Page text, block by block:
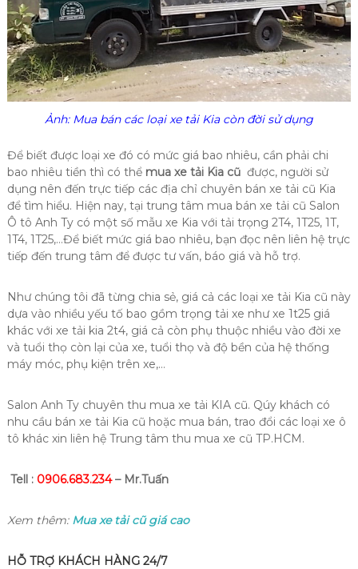
Ảnh: Mua bán các loại xe tải Kia còn đời sử dụng
Để biết được loại xe đó có mức giá bao nhiêu, cần phải chi
bao nhiêu tiền thì có thể mua xe tải Kia cũ được, người sử
dụng nên đến trực tiếp các địa chỉ chuyên bán xe tải cũ Kia
để tìm hiểu. Hiện nay, tại trung tâm mua bán xe tải cũ Salon
Ô tô Anh Ty có một số mẫu xe Kia với tải trọng 2T4, 1T25, 1T,
1T4, 1T25,…Để biết mức giá bao nhiêu, bạn đọc nên liên hệ trực
tiếp đến trung tâm để được tư vấn, báo giá và hỗ trợ.
Như chúng tôi đã từng chia sẻ, giá cả các loại xe tải Kia cũ này
dựa vào nhiều yếu tố bao gồm trọng tải xe như xe 1t25 giá
khác với xe tải kia 2t4, giá cả còn phụ thuộc nhiều vào đời xe
và tuổi thọ còn lại của xe, tuổi thọ và độ bền của hệ thống
máy móc, phụ kiện trên xe,…
Salon Anh Ty chuyên thu mua xe tải KIA cũ. Qúy khách có
nhu cầu bán xe tải Kia cũ hoặc mua bán, trao đổi các loại xe ô
tô khác xin liên hệ Trung tâm thu mua xe cũ TP.HCM.
Tell : 0906.683.234– Mr.Tuấn
Xem thêm: Mua xe tải cũ giá cao
HỖ TRỢ KHÁCH HÀNG 24/7